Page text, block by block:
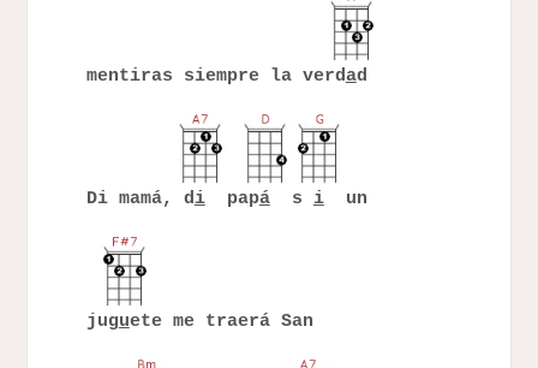
mentiras siempre la verdad
Di mamá, dipapás iun
juguete me traerá San